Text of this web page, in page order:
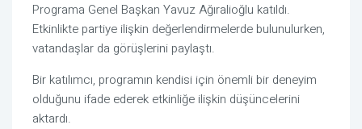
Programa Genel Başkan Yavuz Ağıralioğlu katıldı.
Etkinlikte partiye ilişkin değerlendirmelerde bulunulurken,
vatandaşlar da görüşlerini paylaştı.
Bir katılımcı, programın kendisi için önemli bir deneyim
olduğunu ifade ederek etkinliğe ilişkin düşüncelerini
aktardı.